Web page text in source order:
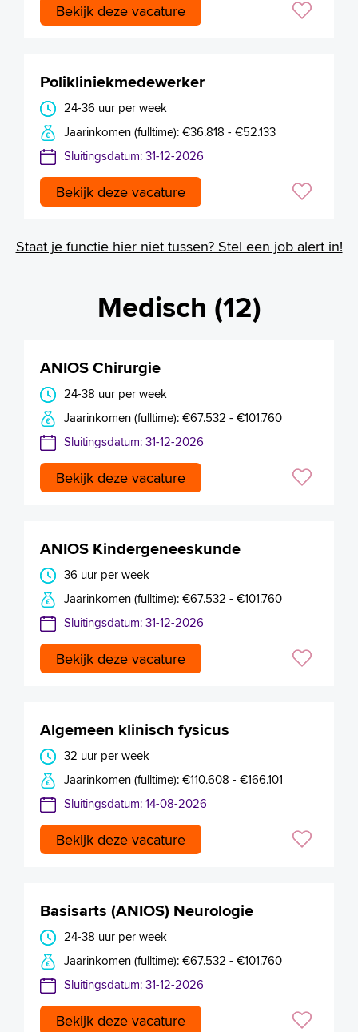
Bekijk deze vacature
Polikliniekmedewerker
24-36 uur per week
Jaarinkomen (fulltime): €36.818 - €52.133
Sluitingsdatum: 31-12-2026
Bekijk deze vacature
Staat je functie hier niet tussen? Stel een job alert in!
Medisch (12)
ANIOS Chirurgie
24-38 uur per week
Jaarinkomen (fulltime): €67.532 - €101.760
Sluitingsdatum: 31-12-2026
Bekijk deze vacature
ANIOS Kindergeneeskunde
36 uur per week
Jaarinkomen (fulltime): €67.532 - €101.760
Sluitingsdatum: 31-12-2026
Bekijk deze vacature
Algemeen klinisch fysicus
32 uur per week
Jaarinkomen (fulltime): €110.608 - €166.101
Sluitingsdatum: 14-08-2026
Bekijk deze vacature
Basisarts (ANIOS) Neurologie
24-38 uur per week
Jaarinkomen (fulltime): €67.532 - €101.760
Sluitingsdatum: 31-12-2026
Bekijk deze vacature